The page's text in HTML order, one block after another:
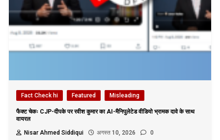
Fact Check hi Featured Misleading
फैक्ट चेकः CJP-दीपके पर रवीश कुमार का AI-मैनिपुलेटेड वीडियो भ्रामक दावे के साथ
वायरल
Nisar Ahmed Siddiqui
अगस्त 10, 2026 0